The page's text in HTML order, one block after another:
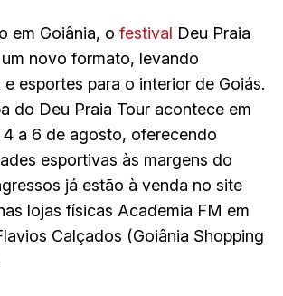
em Goiânia, o festival Deu Praia
novo formato, levando
esportes para o interior de Goiás.
do Deu Praia Tour acontece em
4 a 6 de agosto, oferecendo
esportivas às margens do
já estão à venda no site
lojas físicas Academia FM em
Calçados (Goiânia Shopping